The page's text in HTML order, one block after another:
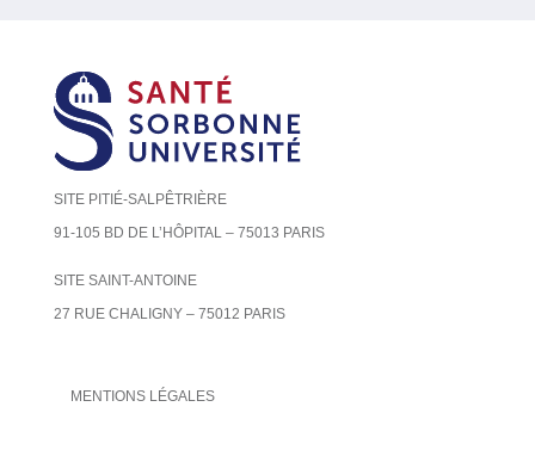
SITE PITIÉ-SALPÊTRIÈRE
91-105 BD DE L’HÔPITAL – 75013 PARIS
SITE SAINT-ANTOINE
27 RUE CHALIGNY – 75012 PARIS
MENTIONS LÉGALES